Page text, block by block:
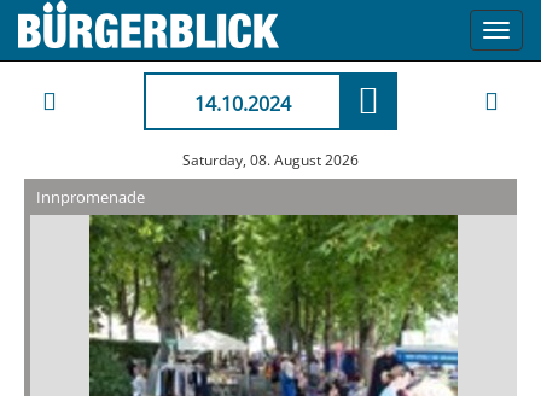
14.10.2024
Saturday, 08. August 2026
Innpromenade